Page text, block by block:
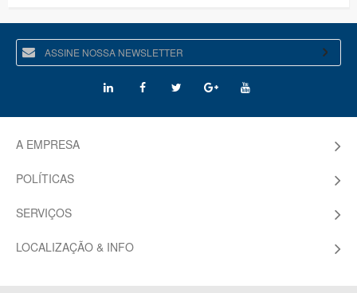
A EMPRESA
POLÍTICAS
SERVIÇOS
LOCALIZAÇÃO & INFO